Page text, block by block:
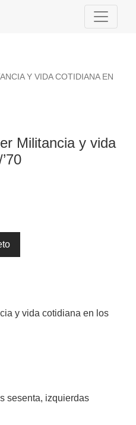
y vida cotidiana en los ’60/
Y VIDA COTIDIANA EN
Militancia y vida
sesenta izquierdas
y vida cotidiana en los